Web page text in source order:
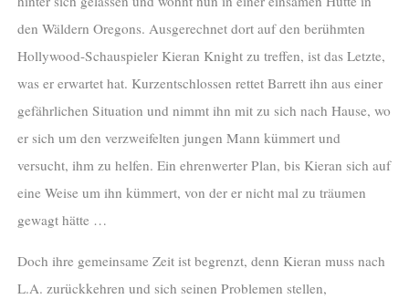
den Wäldern Oregons. Ausgerechnet dort auf den berühmten
Hollywood-Schauspieler Kieran Knight zu treffen, ist das Letzte,
was er erwartet hat. Kurzentschlossen rettet Barrett ihn aus einer
gefährlichen Situation und nimmt ihn mit zu sich nach Hause, wo
er sich um den verzweifelten jungen Mann kümmert und
versucht, ihm zu helfen. Ein ehrenwerter Plan, bis Kieran sich auf
eine Weise um ihn kümmert, von der er nicht mal zu träumen
gewagt hätte …
Doch ihre gemeinsame Zeit ist begrenzt, denn Kieran muss nach
L.A. zurückkehren und sich seinen Problemen stellen,